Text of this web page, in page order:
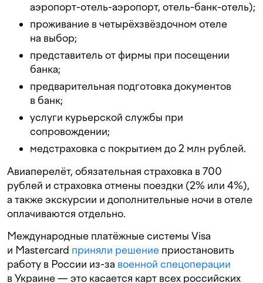
аэропорт-отель-аэропорт, отель-банк-отель);
проживание в четырёхзвёздочном отеле
на выбор;
представитель от фирмы при посещении
банка;
предварительная подготовка документов
в банк;
услуги курьерской службы при
сопровождении;
медстраховка с покрытием до 2 млн рублей.
Авиаперелёт, обязательная страховка в 700
рублей и страховка отмены поездки (2% или 4%),
а также экскурсии и дополнительные ночи в отеле
оплачиваются отдельно.
Международные платёжные системы Visa
и Mastercard приняли решение приостановить
работу в России из-за военной спецоперации
в Украине — это касается карт всех российских